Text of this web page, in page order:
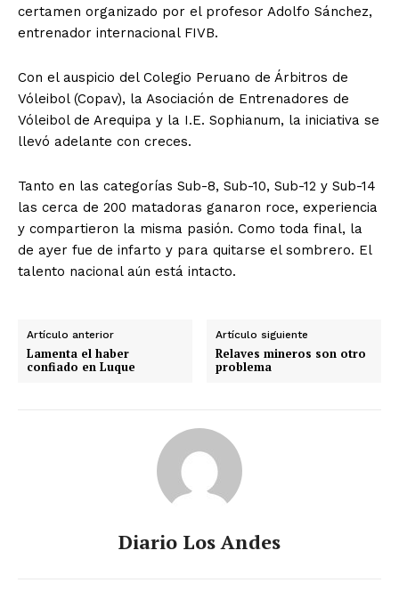
certamen organizado por el profesor Adolfo Sánchez,
entrenador internacional FIVB.
Con el auspicio del Colegio Peruano de Árbitros de
Vóleibol (Copav), la Asociación de Entrenadores de
Vóleibol de Arequipa y la I.E. Sophianum, la iniciativa se
llevó adelante con creces.
Tanto en las categorías Sub-8, Sub-10, Sub-12 y Sub-14
las cerca de 200 matadoras ganaron roce, experiencia
y compartieron la misma pasión. Como toda final, la
de ayer fue de infarto y para quitarse el sombrero. El
talento nacional aún está intacto.
Artículo anterior
Lamenta el haber
confiado en Luque
Artículo siguiente
Relaves mineros son otro
problema
Diario Los Andes